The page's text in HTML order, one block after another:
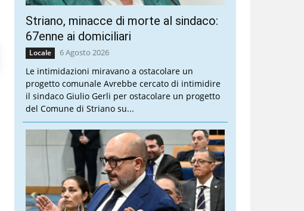
Striano, minacce di morte al sindaco:
67enne ai domiciliari
Locale 6 Agosto 2026
Le intimidazioni miravano a ostacolare un
progetto comunale Avrebbe cercato di intimidire
il sindaco Giulio Gerli per ostacolare un progetto
del Comune di Striano su...